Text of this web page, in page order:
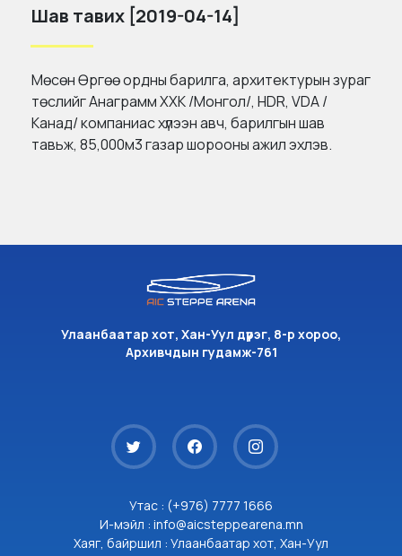
Шав тавих [2019-04-14]
Мөсөн Өргөө ордны барилга, архитектурын зураг
төслийг Анаграмм ХХК /Монгол/, HDR, VDA /
Канад/ компаниас хүлээн авч, барилгын шав
тавьж, 85,000м3 газар шорооны ажил эхлэв.
Улаанбаатар хот, Хан-Уул дүүрэг, 8-р хороо,
Архивчдын гудамж-761
Утас : (+976) 7777 1666
И-мэйл : info@aicsteppearena.mn
Хаяг, байршил : Улаанбаатар хот, Хан-Уул